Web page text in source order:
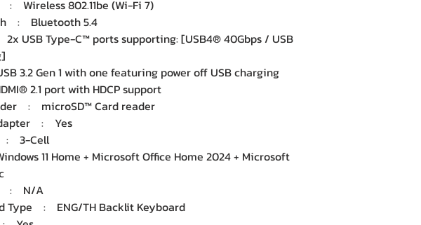
: Wireless 802.11be (Wi-Fi 7)
: Bluetooth 5.4
USB Type-C™ ports supporting: [USB4® 40Gbps / USB
3.2 Gen 1 with one featuring power off USB charging
2.1 port with HDCP support
: microSD™ Card reader
: Yes
: 3-Cell
11 Home + Microsoft Office Home 2024 + Microsoft
: N/A
Type : ENG/TH Backlit Keyboard